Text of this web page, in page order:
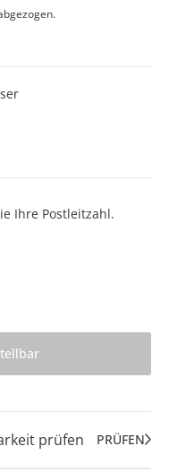
Ihre Postleitzahl.
prüfen PRÜFEN